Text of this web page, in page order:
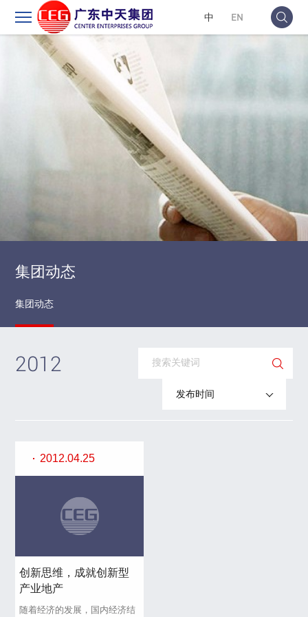
中 EN
集团动态
集团动态
2012
发布时间
2012.04.25
创新思维，成就创新型
产业地产
随着经济的发展，国内经济结